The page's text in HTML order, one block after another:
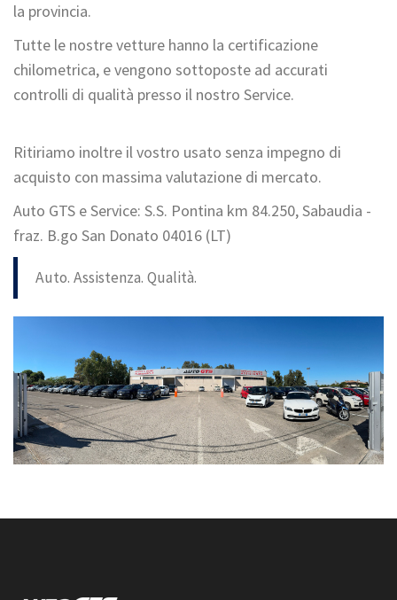
la provincia.
Tutte le nostre vetture hanno la certificazione
chilometrica, e vengono sottoposte ad accurati
controlli di qualità presso il nostro Service.
Ritiriamo inoltre il vostro usato senza impegno di
acquisto con massima valutazione di mercato.
Auto GTS e Service: S.S. Pontina km 84.250, Sabaudia -
fraz. B.go San Donato 04016 (LT)
Auto. Assistenza. Qualità.